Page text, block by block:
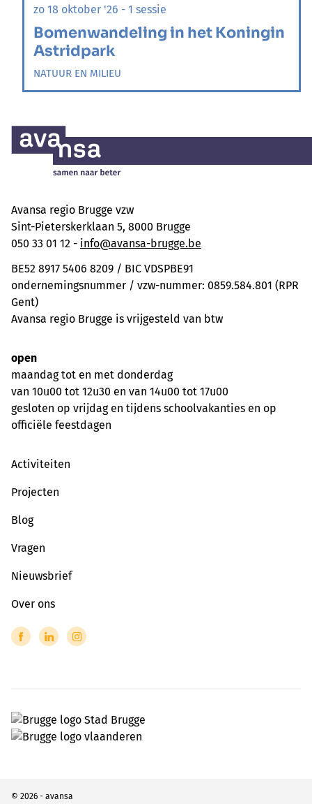
zo 18 oktober '26 - 1 sessie
Bomenwandeling in het Koningin
Astridpark
NATUUR EN MILIEU
Avansa regio Brugge vzw
Sint-Pieterskerklaan 5, 8000 Brugge
050 33 01 12 - info@avansa-brugge.be
BE52 8917 5406 8209 / BIC VDSPBE91
ondernemingsnummer / vzw-nummer: 0859.584.801 (RPR
Gent)
Avansa regio Brugge is vrijgesteld van btw
open
maandag tot en met donderdag
van 10u00 tot 12u30 en van 14u00 tot 17u00
gesloten op vrijdag en tijdens schoolvakanties en op
officiële feestdagen
Activiteiten
Projecten
Blog
Vragen
Nieuwsbrief
Over ons
© 2026 - avansa